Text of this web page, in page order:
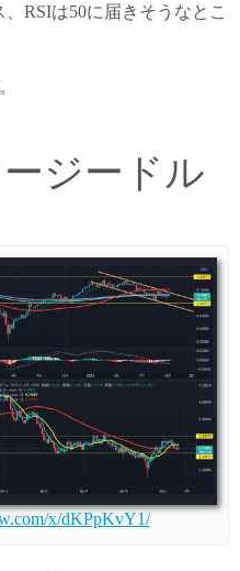
RSIは50に届きそうなとこ
ジードル
x/dKPpKvY1/